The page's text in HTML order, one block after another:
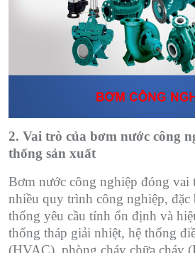
2. Vai trò của bơm nước công
thống sản xuất
Bơm nước công nghiệp đóng vai
nhiều quy trình công nghiệp, đặc
thống yêu cầu tính ổn định và
thống tháp giải nhiệt, hệ thống
(HVAC), phòng cháy chữa cháy